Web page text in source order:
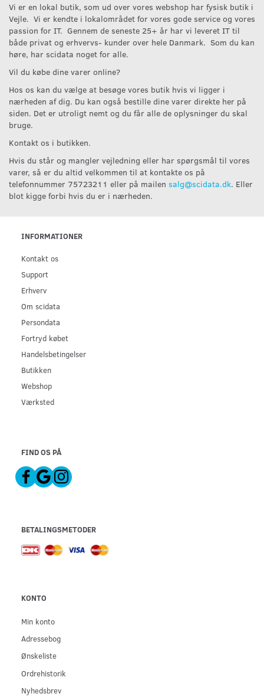
Vi er en lokal butik, som ud over vores webshop har fysisk butik i
Vejle. Vi er kendte i lokalområdet for vores gode service og vores
passion for IT. Gennem de seneste 25+ år har vi leveret IT til
både privat og erhvervs- kunder over hele Danmark. Som du kan
høre, har scidata noget for alle.
Vil du købe dine varer online?
Hos os kan du vælge at besøge vores butik hvis vi ligger i
nærheden af dig. Du kan også bestille dine varer direkte her på
siden. Det er utroligt nemt og du får alle de oplysninger du skal
bruge.
Kontakt os i butikken.
Hvis du står og mangler vejledning eller har spørgsmål til vores
varer, så er du altid velkommen til at kontakte os på
telefonnummer 75723211 eller på mailen salg@scidata.dk. Eller
blot kigge forbi hvis du er i nærheden.
INFORMATIONER
Kontakt os
Support
Erhverv
Om scidata
Persondata
Fortryd købet
Handelsbetingelser
Butikken
Webshop
Værksted
FIND OS PÅ
BETALINGSMETODER
KONTO
Min konto
Adressebog
Ønskeliste
Ordrehistorik
Nyhedsbrev